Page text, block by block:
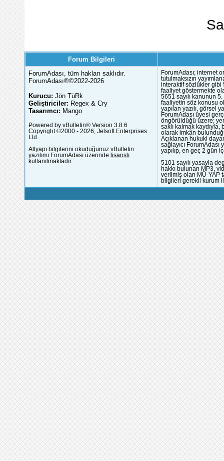
Forum Bilgileri
ForumAdası, tüm hakları saklıdır.
ForumAdası®©2022-2026
Kurucu: Jön TüRk
Geliştiriciler: Regex & Cry
Tasarımcı: Mango
Powered by vBulletin® Version 3.8.6
Copyright ©2000 - 2026, Jelsoft Enterprises
Ltd.
Altyapı bilgilerini okuduğunuz vBulletin
yazılımı ForumAdası üzerinde lisanslı
kullanılmaktadır.
ForumAdası; internet
tutulmaksızın
interaktif sözlükler gibi
faaliyet göstermekte
5651 sayılı kanunun
faaliyetin söz konusu
yapılan yazılı, görsel
ForumAdası üyesi
öngörüldüğü üzere;
saklı kalmak
olarak imkân
Açıklanan hukuki
sağlayıcı
yapılıp, en geç 2 gün
5101 sayılı yasayla
hakkı bulunan MP3,
verilmiş olan MÜ-YAP
bilgileri gerekli kurum